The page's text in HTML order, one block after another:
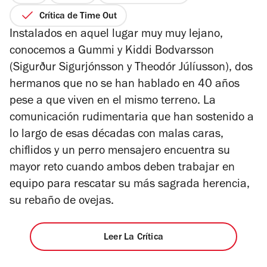
estrellas
Crítica de Time Out
Instalados en aquel lugar muy muy lejano,
conocemos a Gummi y Kiddi Bodvarsson
(Sigurður Sigurjónsson y Theodór Júlíusson), dos
hermanos que no se han hablado en 40 años
pese a que viven en el mismo terreno. La
comunicación rudimentaria que han sostenido a
lo largo de esas décadas con malas caras,
chiflidos y un perro mensajero encuentra su
mayor reto cuando ambos deben trabajar en
equipo para rescatar su más sagrada herencia,
su rebaño de ovejas.
Leer La Crítica